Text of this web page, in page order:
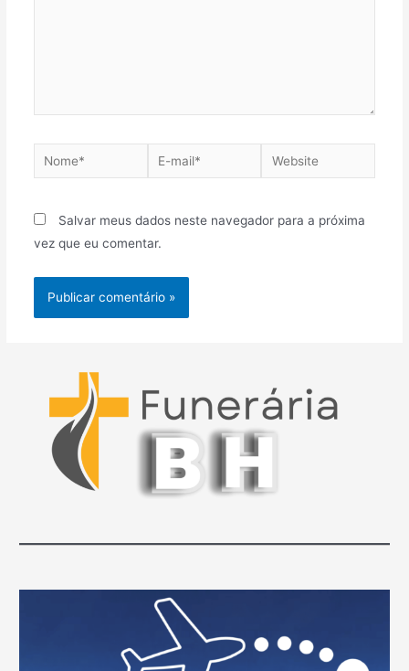
Nome*
E-
mail*
Website
Salvar meus dados neste navegador para a próxima
vez que eu comentar.